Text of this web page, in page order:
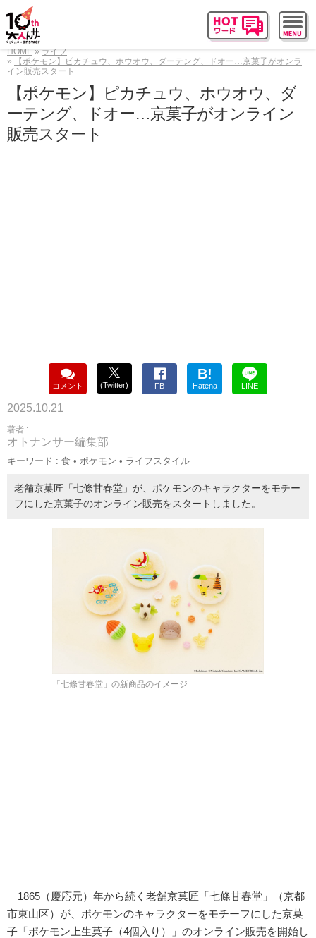
HOME
ライフ
【ポケモン】ピカチュウ、ホウオウ、ダーテング、ドオー…京菓子がオンラ
イン販売スタート
【ポケモン】ピカチュウ、ホウオウ、ダ
ーテング、ドオー…京菓子がオンライン
販売スタート
コメント (Twitter) FB
B!
Hatena LINE
2025.10.21
著者 :
オトナンサー編集部
キーワード : 食 • ポケモン • ライフスタイル
老舗京菓匠「七條甘春堂」が、ポケモンのキャラクターをモチー
フにした京菓子のオンライン販売をスタートしました。
「七條甘春堂」の新商品のイメージ
1865（慶応元）年から続く老舗京菓匠「七條甘春堂」（京都
市東山区）が、ポケモンのキャラクターをモチーフにした京菓
子「ポケモン上生菓子（4個入り）」のオンライン販売を開始し